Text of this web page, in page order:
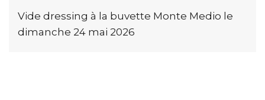
Vide dressing à la buvette Monte Medio le
dimanche 24 mai 2026